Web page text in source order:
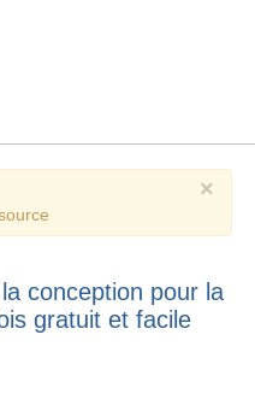
×
conception pour la
gratuit et facile